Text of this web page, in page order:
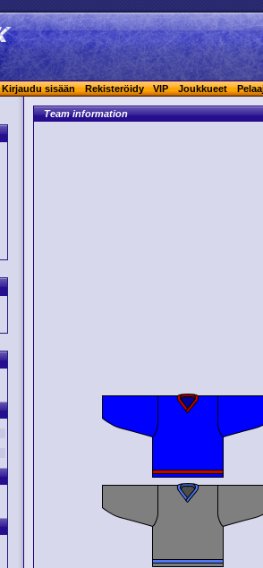
Kirjaudu sisään Rekisteröidy VIP Joukkueet
Team information